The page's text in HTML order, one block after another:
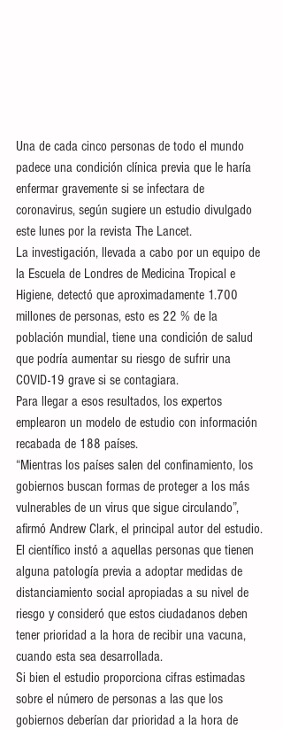
Una de cada cinco personas de todo el mundo
padece una condición clínica previa que le haría
enfermar gravemente si se infectara de
coronavirus, según sugiere un estudio divulgado
este lunes por la revista The Lancet.
La investigación, llevada a cabo por un equipo de
la Escuela de Londres de Medicina Tropical e
Higiene, detectó que aproximadamente 1.700
millones de personas, esto es 22 % de la
población mundial, tiene una condición de salud
que podría aumentar su riesgo de sufrir una
COVID-19 grave si se contagiara.
Para llegar a esos resultados, los expertos
emplearon un modelo de estudio con información
recabada de 188 países.
“Mientras los países salen del confinamiento, los
gobiernos buscan formas de proteger a los más
vulnerables de un virus que sigue circulando”,
afirmó Andrew Clark, el principal autor del estudio.
El científico instó a aquellas personas que tienen
alguna patología previa a adoptar medidas de
distanciamiento social apropiadas a su nivel de
riesgo y consideró que estos ciudadanos deben
tener prioridad a la hora de recibir una vacuna,
cuando esta sea desarrollada.
Si bien el estudio proporciona cifras estimadas
sobre el número de personas a las que los
gobiernos deberían dar prioridad a la hora de